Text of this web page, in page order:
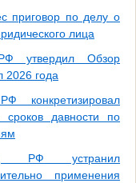
приговор по делу о
лица
утвердил Обзор
2026 года
конкретизировал
сроков давности по
РФ устранил
применения